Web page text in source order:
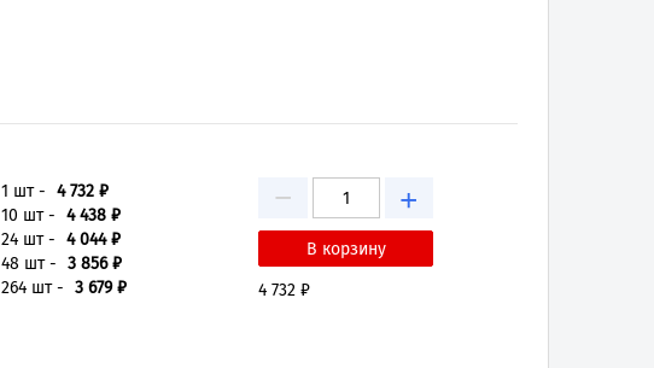
1 шт - 4 732 ₽
10 шт - 4 438 ₽
24 шт - 4 044 ₽
48 шт - 3 856 ₽
264 шт - 3 679 ₽
− +
4 732 ₽